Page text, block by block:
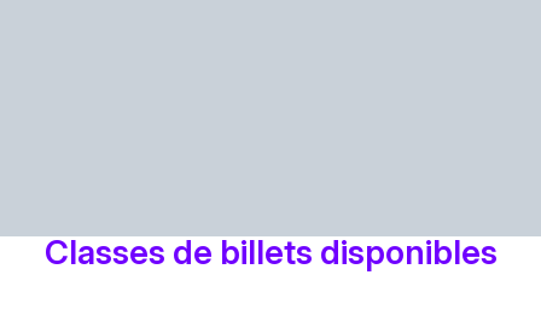
Classes de billets disponibles